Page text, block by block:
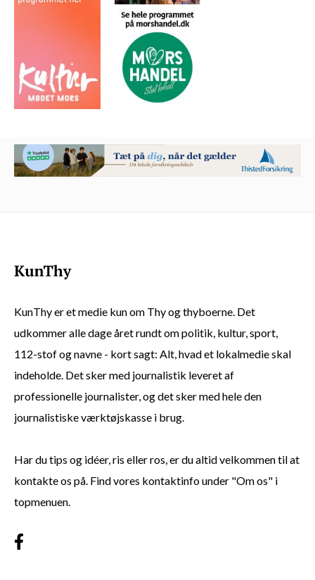
KunThy er et medie kun om Thy og thyboerne. Det
udkommer alle dage året rundt om politik, kultur, sport,
112-stof og navne - kort sagt: Alt, hvad et lokalmedie skal
indeholde. Det sker med journalistik leveret af
professionelle journalister, og det sker med hele den
journalistiske værktøjskasse i brug.
Har du tips og idéer, ris eller ros, er du altid velkommen til at
kontakte os på. Find vores kontaktinfo under "Om os" i
topmenuen.